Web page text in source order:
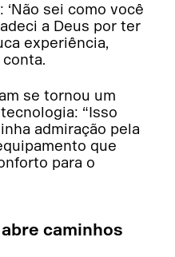
‘Não sei como você
a Deus por ter
experiência,
se tornou um
“Isso
admiração pela
que
para o
caminhos